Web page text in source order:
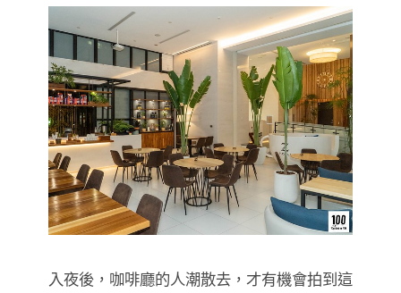
入夜後，咖啡廳的人潮散去，才有機會拍到這